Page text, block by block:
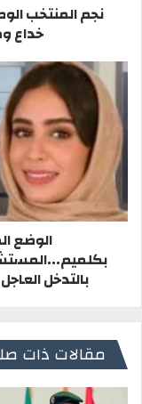
نجم المنتخب
خداع
الوضع
بالتدخل
مقالات ذات